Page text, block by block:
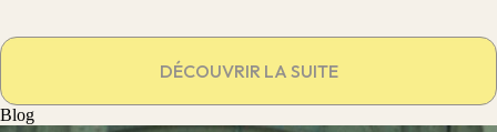
DÉCOUVRIR LA SUITE
Blog